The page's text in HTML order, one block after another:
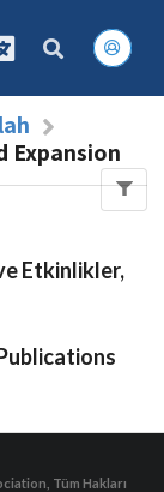
Expansion
Etkinlikler,
Tüm Hakları